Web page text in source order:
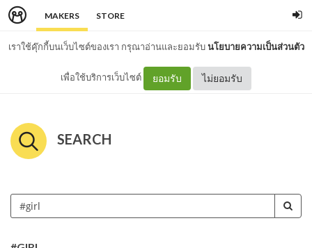
MAKERS STORE
เราใช้คุ๊กกี้บนเว็บไซต์ของเรา กรุณาอ่านและยอมรับนโยบายความเป็นส่วนตัว
เพื่อใช้บริการเว็บไซต์ ยอมรับ ไม่ยอมรับ
SEARCH